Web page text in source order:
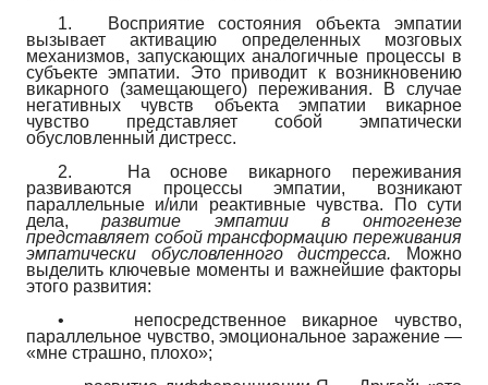
1.
Восприятие состояния объекта эмпатии
вызывает активацию определенных мозговых
механизмов, запускающих аналогичные процессы в
субъекте эмпатии. Это приводит к возникновению
викарного (замещающего) переживания. В случае
негативных чувств объекта эмпатии викарное
чувство представляет собой эмпатически
обусловленный дистресс.
2.
На основе викарного переживания
развиваются процессы эмпа­тии, возникают
параллельные и/или реактивные чувства. По сути
дела,развитие эмпатии в онтогенезе
представляет собой трансформацию переживания
эмпатически обусловленного дистресса. Можно
выделить ключевые моменты и важнейшие факторы
этого развития:
•
непосредственное викарное чувство,
параллельное чувство, эмоциональное заражение —
«мне страшно, плохо»;